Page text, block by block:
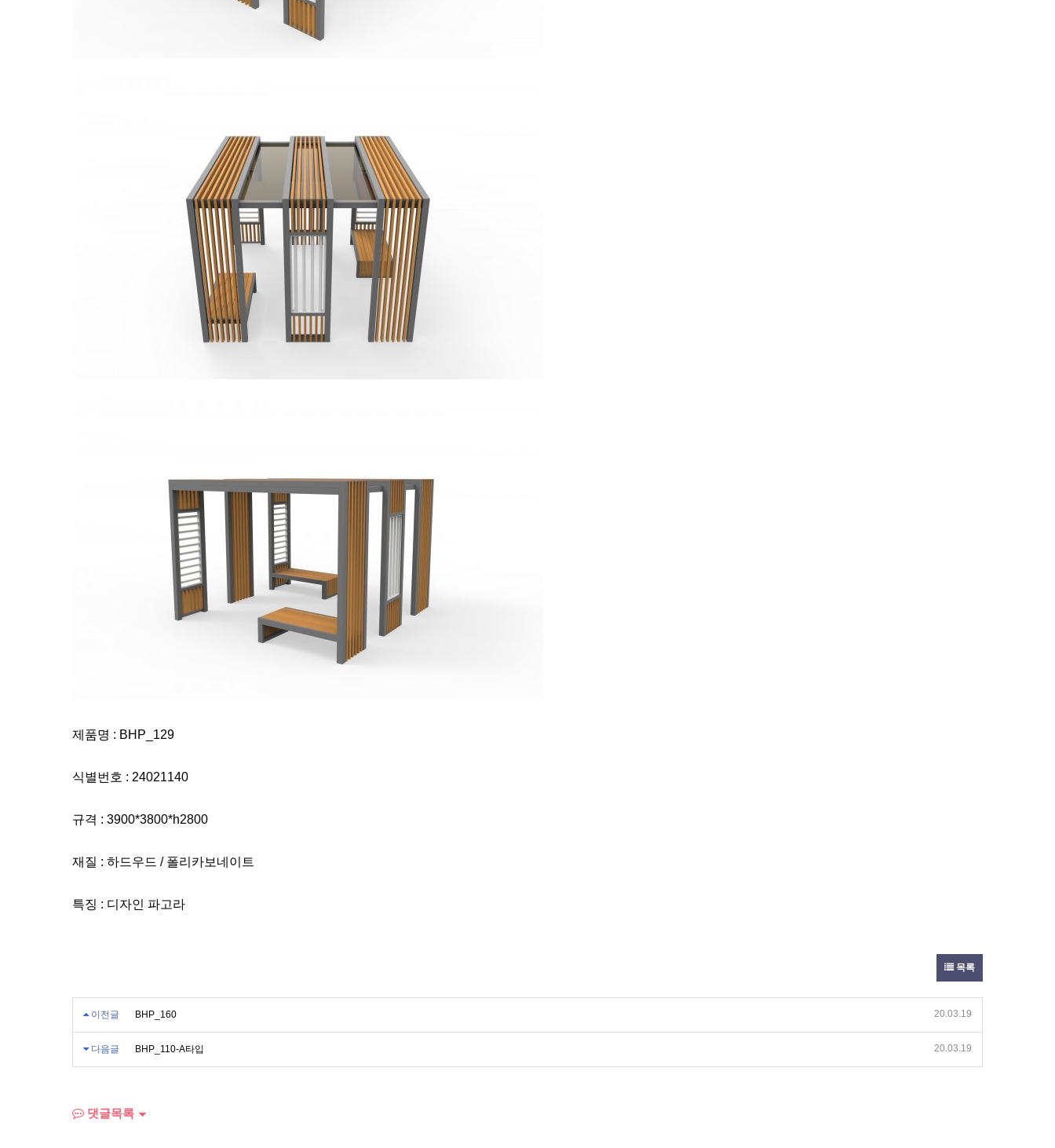
제품명 : BHP_129
식별번호 : 24021140
규격 : 3900*3800*h2800
재질 : 하드우드 / 폴리카보네이트
특징 : 디자인 파고라
목록
이전글 BHP_160 20.03.19
다음글 BHP_110-A타입 20.03.19
댓글목록